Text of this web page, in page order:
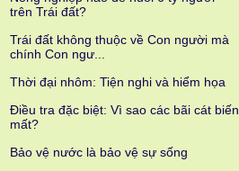
trên Trái đất?
Trái đất không thuộc về Con người mà
chính Con ngư...
Thời đại nhôm: Tiện nghi và hiểm họa
Điều tra đặc biệt: Vì sao các bãi cát biến
mất?
Bảo vệ nước là bảo vệ sự sống